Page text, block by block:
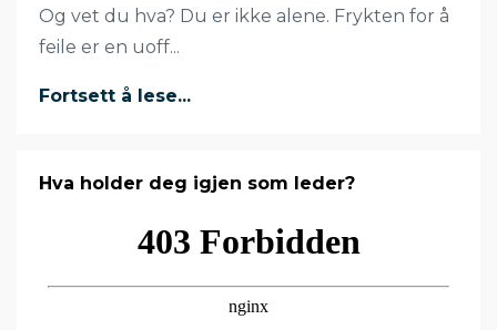
Og vet du hva? Du er ikke alene. Frykten for å
feile er en uoff...
Fortsett å lese...
Hva holder deg igjen som leder?